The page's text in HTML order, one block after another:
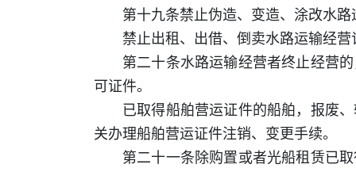
第十九条禁止伪造、变造、涂改水
禁止出租、出借、倒卖水路运输经
第二十条水路运输经营者终止经营
可证件。
已取得船舶营运证件的船舶，报废
关办理船舶营运证件注销、变更手续。
第二十一条除购置或者光船租赁已